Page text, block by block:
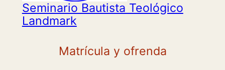
Seminario Bautista Teológico
Landmark
Matrícula y ofrenda